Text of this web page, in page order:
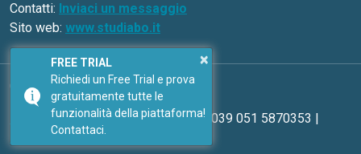
Contatti: Inviaci un messaggio
Sito web: www.studiabo.it
Copyright © ExportPlanning 2026
Inviaci un messaggio| Telefono: 0039 051 5870353 |
Privacy policy
×
FREE TRIAL
Richiedi un Free Trial e prova
gratuitamente tutte le
funzionalità della piattaforma!
Contattaci.